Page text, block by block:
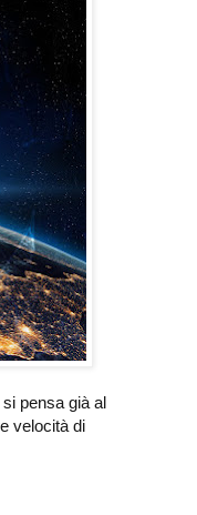
pensa già al
velocità di